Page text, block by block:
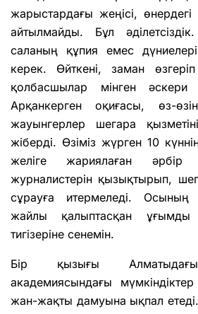
жарыстардағы жеңісі, өнердегі
айтылмайды. Бұл
саланың құпия емес
керек. Өйткені, заман
қолбасшылар мінген
Арқанкерген оқиғасы, өз-
жауынгерлер шегара
жіберді. Өзіміз жүрген 10
желіге жариялаған әрбір
журналистерін қызықтырып,
сұрауға итермеледі. Осының
жайлы қалыптасқан ұғымды
тигізеріне сенемін.
Бір қызығы
академиясындағы
жан-жақты дамуына ықпал